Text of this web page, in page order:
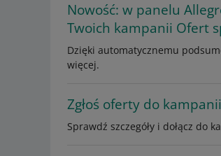
Nowość: w panelu
Twoich kampanii Ofert
Dzięki automatycznemu
więcej.
Zgłoś oferty do
Sprawdź szczegóły i dołącz do